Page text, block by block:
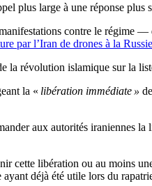
plus large à une réponse plus
contre le
par l’Iran de drones à la Russie
la révolution islamique sur la
la « libération immédiate »
aux autorités iraniennes
cette libération ou au moins
déjà été utile lors du